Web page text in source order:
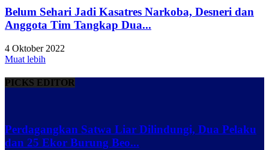
Belum Sehari Jadi Kasatres Narkoba, Desneri dan
Anggota Tim Tangkap Dua...
4 Oktober 2022
Muat lebih
PICKS EDITOR
Perdagangkan Satwa Liar Dilindungi, Dua Pelaku
dan 25 Ekor Burung Beo...